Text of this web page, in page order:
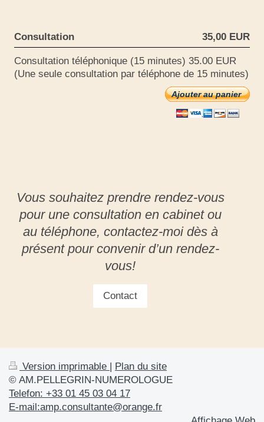
Consultation 35,00 EUR
Consultation téléphonique (15 minutes) 35.00 EUR
(Une seule consultation par téléphone de 15 minutes)
Ajouter au panier
Vous souhaitez prendre rendez-vous
pour une consultation en cabinet ou
au téléphone, contactez-moi dès à
présent pour convenir d’un rendez-
vous!
Contact
Version imprimable
Plan du site
© AM.PELLEGRIN-NUMEROLOGUE
Telefon: +33 01 45 03 04 17
E-mail:amp.consultante@orange.fr